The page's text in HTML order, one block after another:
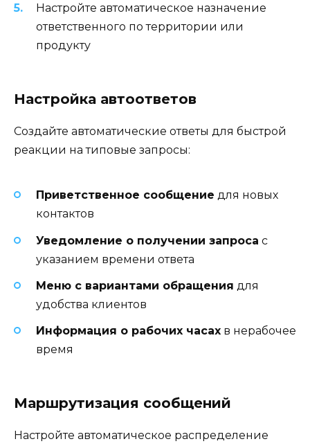
Настройте автоматическое назначение
ответственного по территории или
продукту
Настройка автоответов
Создайте автоматические ответы для быстрой
реакции на типовые запросы:
Приветственное сообщение для новых
контактов
Уведомление о получении запроса с
указанием времени ответа
Меню с вариантами обращения для
удобства клиентов
Информация о рабочих часах в нерабочее
время
Маршрутизация сообщений
Настройте автоматическое распределение